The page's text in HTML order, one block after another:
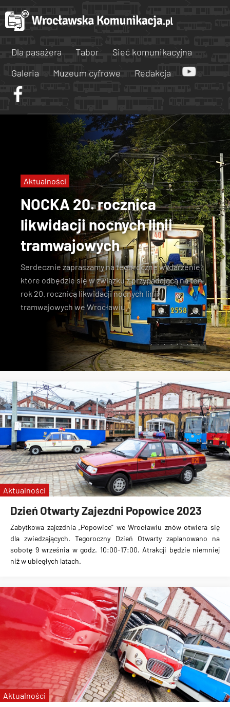
Dla pasażera Tabor
Sieć komunikacyjna
Galeria
Muzeum cyfrowe Redakcja
NOCKA 20. rocznica
likwidacji nocnych linii
tramwajowych
Serdecznie zapraszamy na tegoroczne wydarzenie,
które odbędzie się w związku z przypadającą na ten
rok 20. rocznicą likwidacji nocnych linii
tramwajowych we Wrocławiu.
Aktualności
MPK Wrocław
zabytkowe tramwaje
TMW
KSTM
nocka
NOCKA 20
Dzień Otwarty Zajezdni Popowice 2023
Zabytkowa zajezdnia „Popowice” we Wrocławiu znów otwiera się
dla zwiedzających. Tegoroczny Dzień Otwarty zaplanowano na
sobotę 9 września w godz. 10:00-17:00. Atrakcji będzie niemniej
niż w ubiegłych latach.
Aktualności
Aktualności